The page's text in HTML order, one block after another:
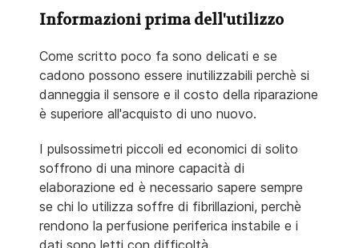
Informazioni prima dell'utilizzo
Come scritto poco fa sono delicati e se
cadono possono essere inutilizzabili perchè si
danneggia il sensore e il costo della riparazione
è superiore all'acquisto di uno nuovo.
I pulsossimetri piccoli ed economici di solito
soffrono di una minore capacità di
elaborazione ed è necessario sapere sempre
se chi lo utilizza soffre di fibrillazioni, perchè
rendono la perfusione periferica instabile e i